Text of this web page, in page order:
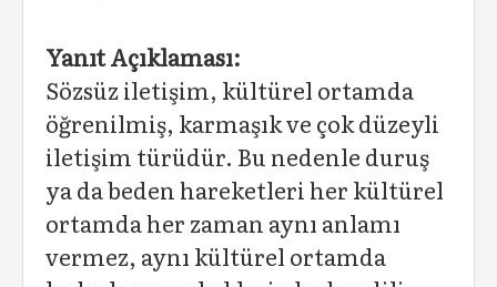
Yanıt Açıklaması:
Sözsüz iletişim, kültürel ortamda
öğrenilmiş, karmaşık ve çok düzeyli
iletişim türüdür. Bu nedenle duruş
ya da beden hareketleri her kültürel
ortamda her zaman aynı anlamı
vermez, aynı kültürel ortamda